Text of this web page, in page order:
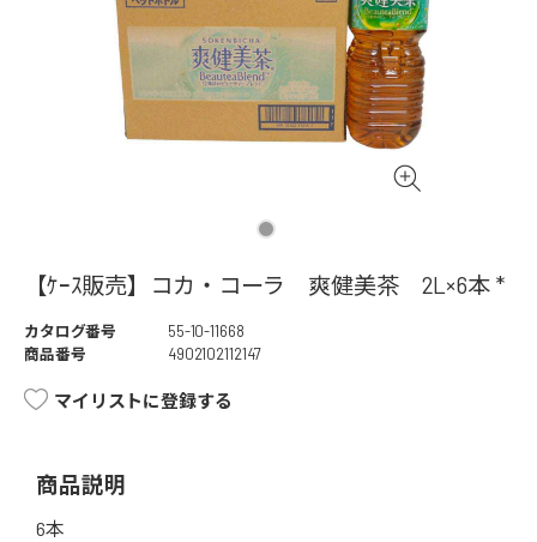
【ｹｰｽ販売】コカ・コーラ 爽健美茶 2L×6本 *
カタログ番号
55-10-11668
商品番号
4902102112147
マイリストに登録する
商品説明
6本